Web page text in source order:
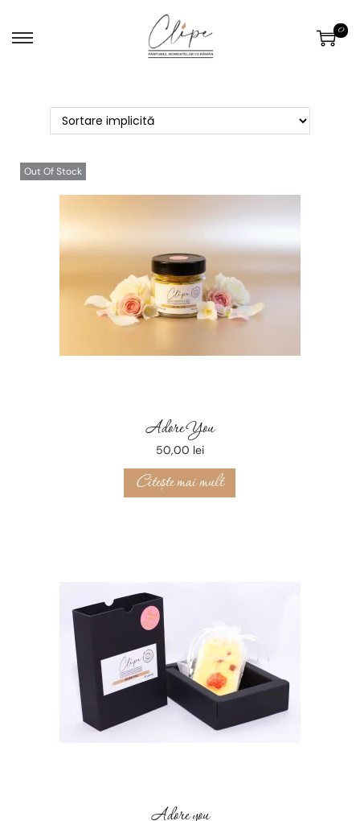
0
Out Of Stock
Adore You
50,00 lei
Citește mai mult
Adore you